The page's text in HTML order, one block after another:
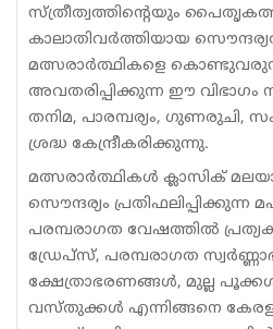
സ്ത്രീത്വത്തിന്റെയും
കാലാതിവർത്തിയായ
മത്സരാർത്ഥികളെ
അവതരിപ്പിക്കുന്ന ഈ വിഭാഗം
തനിമ, പാരമ്പര്യം, ഗുണരുചി,
ശ്രദ്ധ കേന്ദ്രീകരിക്കുന്നു.
മത്സരാർത്ഥികൾ ക്ലാസിക്
സൌന്ദര്യം പ്രതിഫലിപ്പിക്കുന്ന
പരമ്പരാഗത വേഷത്തിൽ
ഡ്രേപ്സ്, പരമ്പരാഗത
ക്ഷേത്രാഭരണങ്ങൾ, മുല്ല
വസ്തുക്കൾ എന്നിങ്ങനെ